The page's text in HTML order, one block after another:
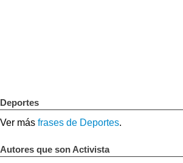
Deportes
Ver más frases de Deportes.
Autores que son Activista